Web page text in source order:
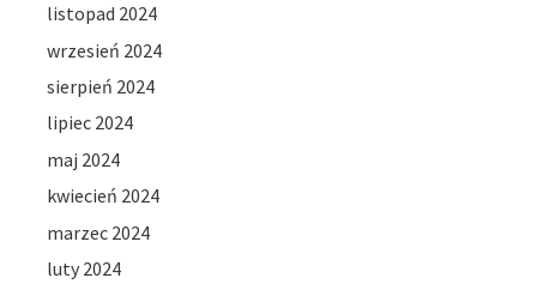
listopad 2024
wrzesień 2024
sierpień 2024
lipiec 2024
maj 2024
kwiecień 2024
marzec 2024
luty 2024